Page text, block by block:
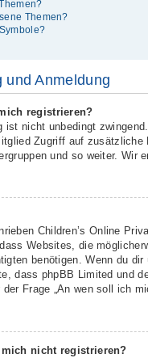
Themen?
und Anmeldung
registrieren?
ist nicht unbedingt
Zugriff auf zusätzliche
und so weiter. Wir
Children’s Online
Websites, die
benötigen. Wenn du
dass phpBB Limited und
Frage „An wen soll ich
nicht registrieren?